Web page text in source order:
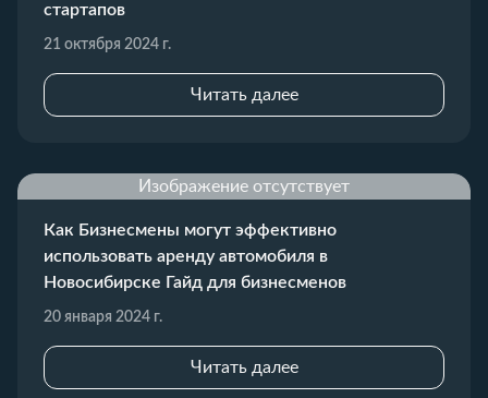
стартапов
21 октября 2024 г.
Читать далее
Изображение отсутствует
Как Бизнесмены могут эффективно
использовать аренду автомобиля в
Новосибирске Гайд для бизнесменов
20 января 2024 г.
Читать далее